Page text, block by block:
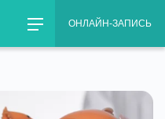
ОНЛАЙН-ЗАПИСЬ